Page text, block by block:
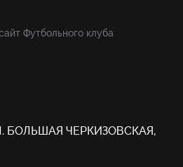
Футбольного клуба
БОЛЬШАЯ ЧЕРКИЗОВСКАЯ,